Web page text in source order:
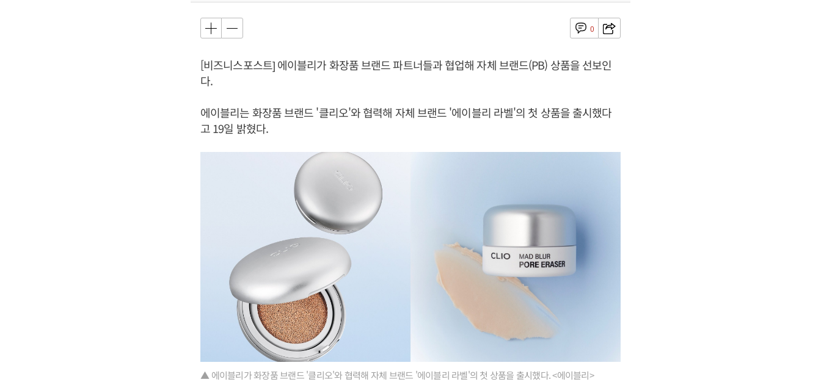
0
[비즈니스포스트] 에이블리가 화장품 브랜드 파트너들과 협업해 자체 브랜드(PB) 상품을 선보인
다.
에이블리는 화장품 브랜드 '클리오'와 협력해 자체 브랜드 '에이블리 라벨'의 첫 상품을 출시했다
고 19일 밝혔다.
▲ 에이블리가 화장품 브랜드 '클리오'와 협력해 자체 브랜드 '에이블리 라벨'의 첫 상품을 출시했다. <에이블리>